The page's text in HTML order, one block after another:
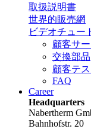
取扱説明書
世界的販売網
ビデオチュー
顧客サ
交換部品
顧客テ
FAQ
Career
Headquarters
Nabertherm
Bahnhofstr. 20